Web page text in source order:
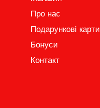
Про нас
Подарункові карти
Бонуси
Контакт